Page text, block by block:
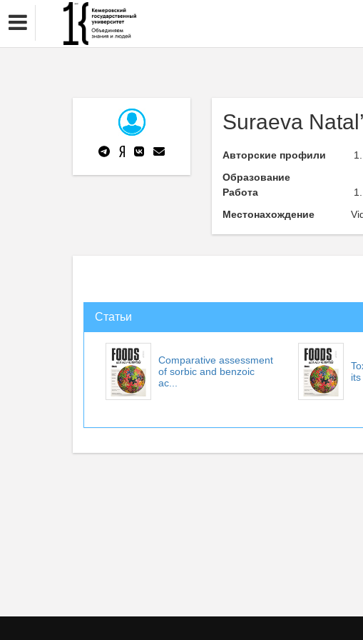
Suraeva
Авторские профили
Образование
Работа
Местонахождение
Статьи
Comparative assessment
of sorbic and benzoic
ac...
its